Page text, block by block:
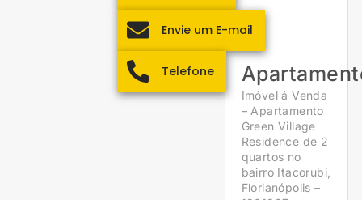
Imóvel á Venda
– Apartamento
Green Village
Residence de 2
quartos no
bairro Itacorubi,
Florianópolis –
Envie um E-mail
Telefone